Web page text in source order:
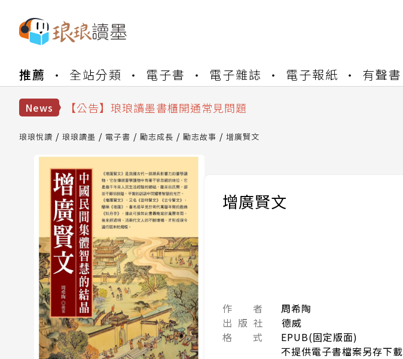
推薦 全站分類 電子書 電子雜誌 電子報紙 有聲書
News
【公告】因 Readmoo 讀墨系統維護中，本站同步暫停部分閱讀服務
【公告】琅琅讀墨書櫃開通常見問題
【公告】琅琅書店服務升級重要說明及資產合併結果查詢
琅琅悅讀 琅琅讀墨 電子書 勵志成長 勵志故事 增廣賢文
增廣賢文
作 者
周希陶
出 版 社
德威
格 式
EPUB(固定版面)
不提供電子書檔案另存下載